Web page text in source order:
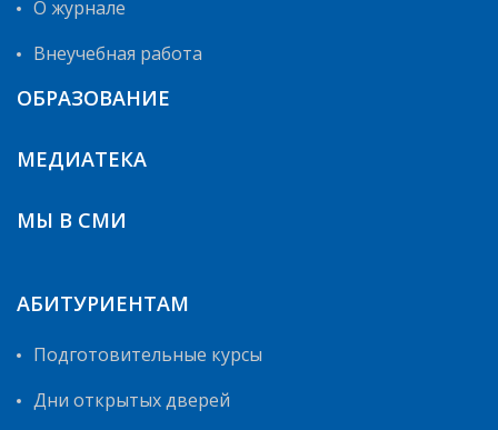
О журнале
Внеучебная работа
ОБРАЗОВАНИЕ
МЕДИАТЕКА
МЫ В СМИ
АБИТУРИЕНТАМ
Подготовительные курсы
Дни открытых дверей